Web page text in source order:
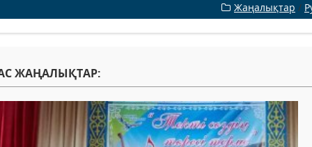
Жаңалықтар /
ЖАҢАЛЫҚТАР: